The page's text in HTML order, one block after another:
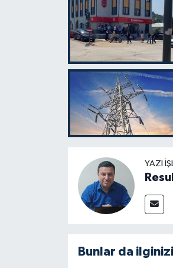
YAZI
Bunlar da